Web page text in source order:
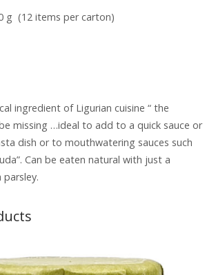
g (12 items per carton)
ingredient of Ligurian cuisine “ the
missing …ideal to add to a quick sauce or
dish or to mouthwatering sauces such
Can be eaten natural with just a